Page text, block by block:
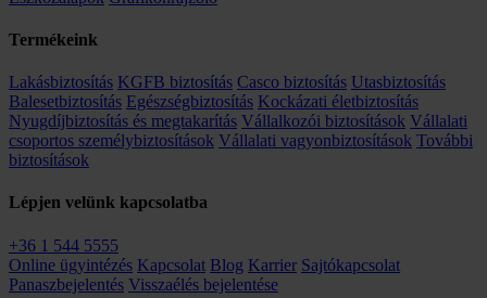
Termékeink
Lakásbiztosítás KGFB biztosítás Casco biztosítás Utasbiztosítás
Balesetbiztosítás Egészségbiztosítás Kockázati életbiztosítás
Nyugdíjbiztosítás és megtakarítás Vállalkozói biztosítások Vállalati
csoportos személybiztosítások Vállalati vagyonbiztosítások További
biztosítások
Lépjen velünk kapcsolatba
+36 1 544 5555
Online ügyintézés Kapcsolat Blog Karrier Sajtókapcsolat
Panaszbejelentés Visszaélés bejelentése